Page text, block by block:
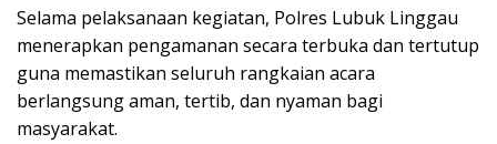
Selama pelaksanaan kegiatan, Polres Lubuk Linggau
menerapkan pengamanan secara terbuka dan tertutup
guna memastikan seluruh rangkaian acara
berlangsung aman, tertib, dan nyaman bagi
masyarakat.